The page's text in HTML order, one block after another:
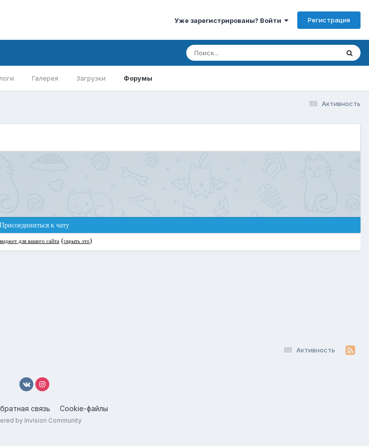
Уже зарегистрированы? Войти Регистрация
Галерея Загрузки Форумы
Активность
Активность
связь Cookie-файлы
by Invision Community